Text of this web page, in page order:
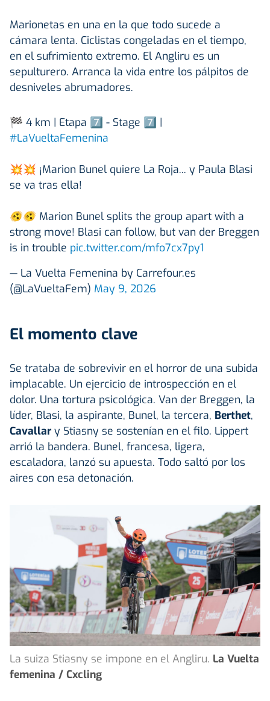
Marionetas en una en la que todo sucede a
cámara lenta. Ciclistas congeladas en el tiempo,
en el sufrimiento extremo. El Angliru es un
sepulturero. Arranca la vida entre los pálpitos de
desniveles abrumadores.
🏁 4 km | Etapa 7⃣ - Stage 7⃣ |
#LaVueltaFemenina
💥💥 ¡Marion Bunel quiere La Roja... y Paula Blasi
se va tras ella!
🫨🫨 Marion Bunel splits the group apart with a
strong move! Blasi can follow, but van der Breggen
is in trouble pic.twitter.com/mfo7cx7py1
— La Vuelta Femenina by Carrefour.es
(@LaVueltaFem) May 9, 2026
El momento clave
Se trataba de sobrevivir en el horror de una subida
implacable. Un ejercicio de introspección en el
dolor. Una tortura psicológica. Van der Breggen, la
líder, Blasi, la aspirante, Bunel, la tercera, Berthet,
Cavallar y Stiasny se sostenían en el filo. Lippert
arrió la bandera. Bunel, francesa, ligera,
escaladora, lanzó su apuesta. Todo saltó por los
aires con esa detonación.
La suiza Stiasny se impone en el Angliru. La Vuelta
femenina / Cxcling